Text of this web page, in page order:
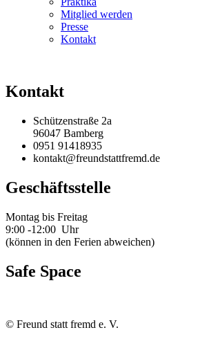
Mitglied werden
Presse
Kontakt
Kontakt
Schützenstraße 2a
96047 Bamberg
0951 91418935
kontakt@freundstattfremd.de
Geschäftsstelle
Montag bis Freitag
9:00 -12:00 Uhr
(können in den Ferien abweichen)
Safe Space
© Freund statt fremd e. V.